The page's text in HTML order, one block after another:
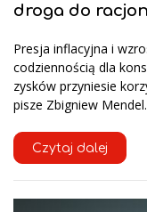
droga do
Presja inflacyjna i
codziennością dla
zysków przyniesie
pisze Zbigniew Mendel.
Czytaj dalej